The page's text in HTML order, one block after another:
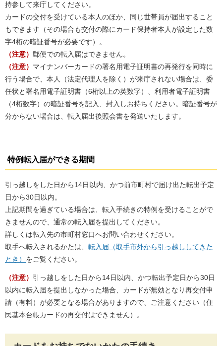
持参して来庁してください。
カードの交付を受けている本人のほか、同じ世帯員が届出すること
もできます（その場合も交付の際にカード保持者本人が設定した数
字4桁の暗証番号が必要です）。
（注意） 郵便での転入届はできません。
（注意） マイナンバーカードの署名用電子証明書の再発行を同時に
行う場合で、本人（法定代理人を除く）が来庁されない場合は、委
任状と署名用電子証明書（6桁以上の英数字）、利用者電子証明書
（4桁数字）の暗証番号を記入、封入しお持ちください。暗証番号が
分からない場合は、転入届出後照会書を発送いたします。
特例転入届ができる期間
引っ越しをした日から14日以内、かつ前市町村で届け出た転出予定
日から30日以内。
上記期間を過ぎている場合は、転入手続きの特例を受けることがで
きませんので、通常の転入届を提出してください。
詳しくは転入先の市町村窓口へお問い合わせください。
取手へ転入されるかたは、 転入届（取手市外から引っ越ししてきた
とき） をご覧ください。
（注意） 引っ越しをした日から14日以内、かつ転出予定日から30日
以内に転入届を提出しなかった場合、カードが無効となり再交付申
請（有料）が必要となる場合がありますので、ご注意ください（住
民基本台帳カードの再交付はできません）。